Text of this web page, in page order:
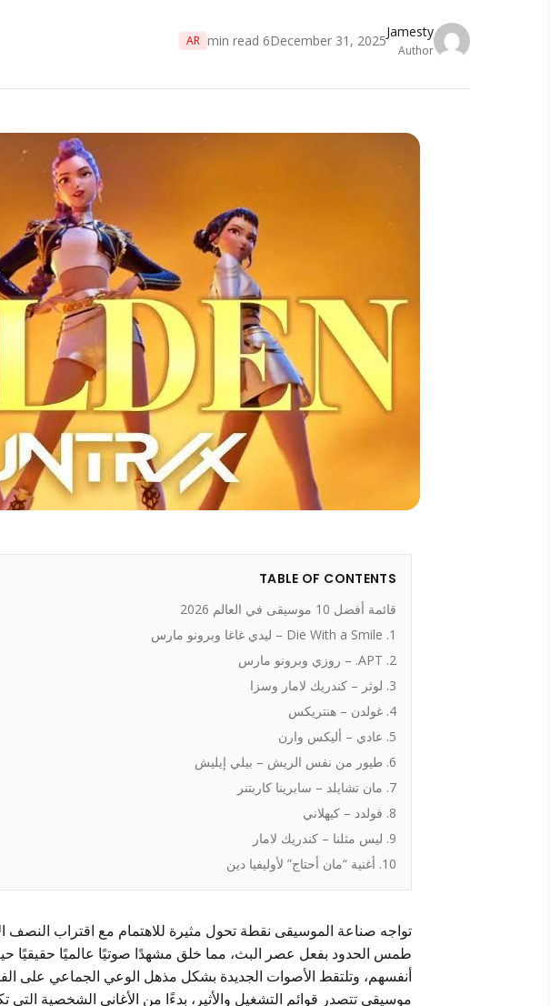
Jamesty
Author
December 31, 2025
6
AR
TABLE OF CONTENTS
قائمة أفضل 10 موسيقى في العالم 2026
1. Die With a Smile – ليدي غاغا وبرونو مارس
2. APT. – روزي وبرونو مارس
3. لوثر – كندريك لامار وسزا
4. غولدن – هنتريكس
5. عادي – أليكس وارن
6. طيور من نفس الريش – بيلي إيليش
7. مان تشايلد – سابرينا كاربتنر
8. فولدد – كيهلاني
9. ليس مثلنا – كندريك لامار
10. أغنية “مان أحتاج” لأوليفيا دين
طمس الحدود بفعل عصر البث، مما خلق مشهدًا صوتيًا عالميًا حقيقيًا حيث
موسيقى تتصدر قوائم التشغيل والأثير، بدءًا من الأغاني الشخصية